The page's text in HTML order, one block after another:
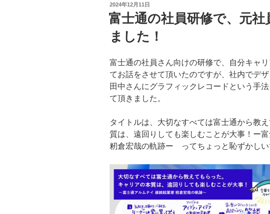
投
稿
日:
2024年12月11日
富士通の社員研修で、元社
ました！
富士通の社員さん向けの研修で、自分キャ
てお話をさせて頂いたのですが、社内でデ
田中さんにグラフィックレコードという手
て頂きました。
タイトルは、大切なすべては富士通から教
質は、遠回りしても楽しむことが大事！ー
籾倉宏哉の軌跡ー ってちょっと恥ずかし